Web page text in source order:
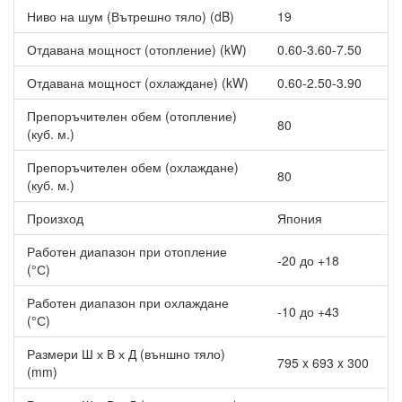
комфорт в цялата стаята. Посредством изтегляне на топлия
въздух отгоре и хладния въздух отдолу, климатикът може
бързо да създаде изходящ поток с равномерна температура.
Други характеристики на Хиперинверторен климатик
Daikin FTXZ25N/RXZ25N URURU SARARA, 9000 BTU,
Клас A+++
Автоматично почистване на филтъра - прахът от
въздушния филтър се премахва с четка и се събира в
контейнер за прах. Постоянното почистване на филтри
запазват скоростта на въздушния поток стабилна, което
намалява консумацията на енергия с близо 25%.
климатика от всяка точка на света.
качество!
Ниво на шум (Вътрешно тяло) (dB)
19
Отдавана мощност (отопление) (kW)
0.60-3.60-7.50
Отдавана мощност (охлаждане) (kW)
0.60-2.50-3.90
Препоръчителен обем (отопление)
(куб. м.)
80
Препоръчителен обем (охлаждане)
(куб. м.)
80
Произход
Япония
Работен диапазон при отопление
(°С)
-20 до +18
Работен диапазон при охлаждане
(°С)
-10 до +43
Размери Ш х В х Д (външно тяло)
(mm)
795 x 693 x 300